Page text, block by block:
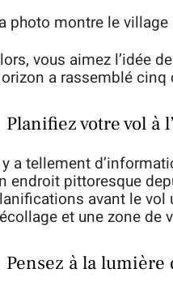
photo montre le
vous aimez l’idée
a rassemblé
Planifiez votre vol à
a tellement
endroit pittoresque
avant le vol
et une zone de
Pensez à la